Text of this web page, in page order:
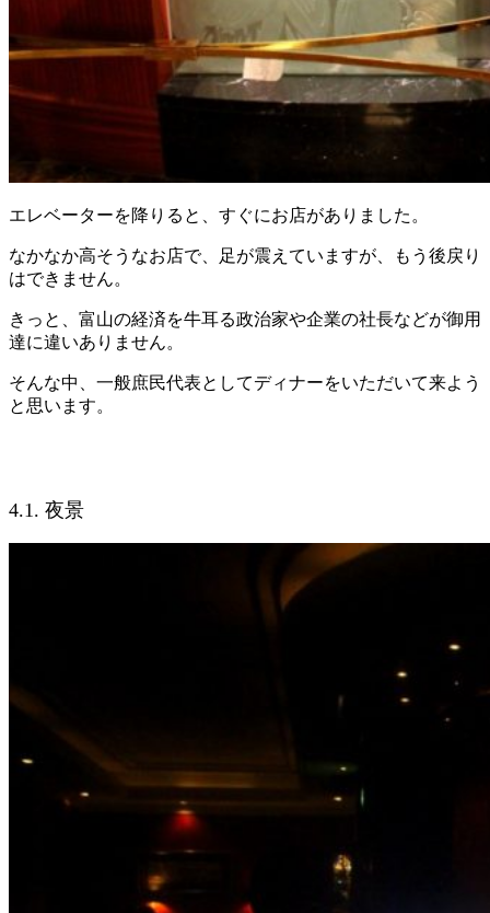
エレベーターを降りると、すぐにお店がありました。
なかなか高そうなお店で、足が震えていますが、もう後戻り
はできません。
きっと、富山の経済を牛耳る政治家や企業の社長などが御用
達に違いありません。
そんな中、一般庶民代表としてディナーをいただいて来よう
と思います。
4.1. 夜景